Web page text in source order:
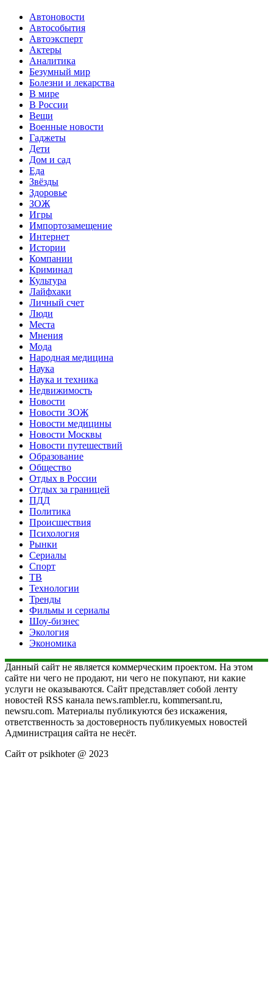
Автоновости
Автособытия
Автоэксперт
Актеры
Аналитика
Безумный мир
Болезни и лекарства
В мире
В России
Вещи
Военные новости
Гаджеты
Дети
Дом и сад
Еда
Звёзды
Здоровье
ЗОЖ
Игры
Импортозамещение
Интернет
Истории
Компании
Криминал
Культура
Лайфхаки
Личный счет
Люди
Места
Мнения
Мода
Народная медицина
Наука
Наука и техника
Недвижимость
Новости
Новости ЗОЖ
Новости медицины
Новости Москвы
Новости путешествий
Образование
Общество
Отдых в России
Отдых за границей
ПДД
Политика
Происшествия
Психология
Рынки
Сериалы
Спорт
ТВ
Технологии
Тренды
Фильмы и сериалы
Шоу-бизнес
Экология
Экономика
Данный сайт не является коммерческим проектом. На этом
сайте ни чего не продают, ни чего не покупают, ни какие
услуги не оказываются. Сайт представляет собой ленту
новостей RSS канала news.rambler.ru, kommersant.ru,
newsru.com. Материалы публикуются без искажения,
ответственность за достоверность публикуемых новостей
Администрация сайта не несёт.
Сайт от psikhoter @ 2023